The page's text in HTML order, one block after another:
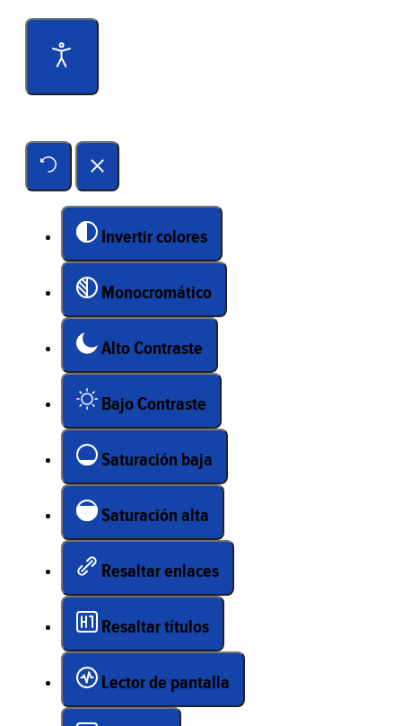
Invertir colores
Monocromático
Alto Contraste
Bajo Contraste
Saturación baja
Saturación alta
Resaltar enlaces
Resaltar títulos
Lector de pantalla